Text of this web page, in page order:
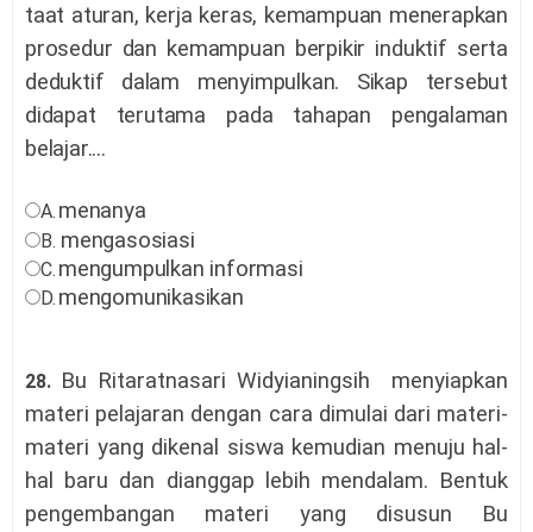
taat aturan, kerja keras, kemampuan menerapkan
prosedur dan kemampuan berpikir induktif serta
deduktif dalam menyimpulkan. Sikap tersebut
didapat terutama pada tahapan pengalaman
belajar....
A. menanya
B. mengasosiasi
C. mengumpulkan informasi
D. mengomunikasikan
28. Bu Ritaratnasari Widyianingsih menyiapkan
materi pelajaran dengan cara dimulai dari materi-
materi yang dikenal siswa kemudian menuju hal-
hal baru dan dianggap lebih mendalam. Bentuk
pengembangan materi yang disusun Bu